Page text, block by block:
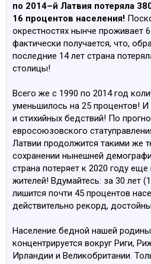
по 2014–й Латвия потеряла
16 процентов населения!
окрестностях нынче проживает
фактически получается, что,
последние 14 лет страна
столицы!
Всего же с 1990 по 2014 год
уменьшилось на 25 процентов!
и стихийных бедствий! По
евросоюзовского
Латвии продолжится такими же
сохранении нынешней
страна потеряет к 2020 году
жителей! Вдумайтесь: за 30 лет
лишится почти 45 процентов
действительно рекорд,
Население бедной нашей
концентрируется вокруг Риги,
Ирландии и Великобритании.